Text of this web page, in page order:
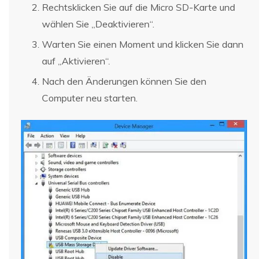
Rechtsklicken Sie auf die Micro SD-Karte und
wählen Sie „Deaktivieren“.
Warten Sie einen Moment und klicken Sie dann
auf „Aktivieren“.
Nach den Änderungen können Sie den
Computer neu starten.